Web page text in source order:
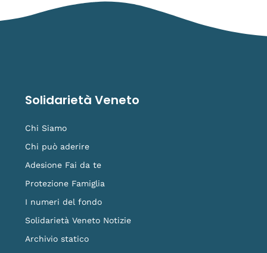
Solidarietà Veneto
Chi Siamo
Chi può aderire
Adesione Fai da te
Protezione Famiglia
I numeri del fondo
Solidarietà Veneto Notizie
Archivio statico